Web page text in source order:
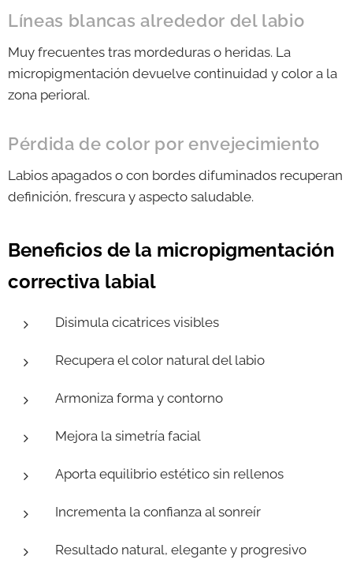
Líneas blancas alrededor del labio
Muy frecuentes tras mordeduras o heridas. La
micropigmentación devuelve continuidad y color a la
zona perioral.
Pérdida de color por envejecimiento
Labios apagados o con bordes difuminados recuperan
definición, frescura y aspecto saludable.
Beneficios de la micropigmentación
correctiva labial
Disimula cicatrices visibles
Recupera el color natural del labio
Armoniza forma y contorno
Mejora la simetría facial
Aporta equilibrio estético sin rellenos
Incrementa la confianza al sonreír
Resultado natural, elegante y progresivo